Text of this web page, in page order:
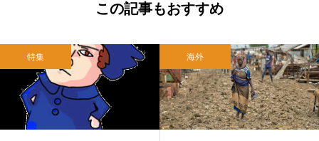
この記事もおすすめ
特集 海外